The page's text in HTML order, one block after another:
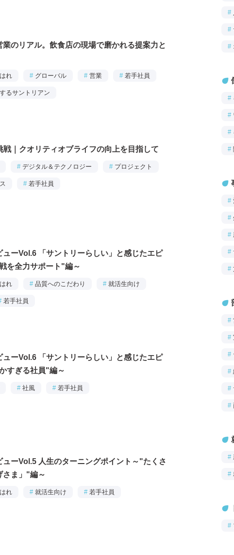
業のリアル。飲食店の現場で磨かれる提案力と
れ # グローバル # 営業 # 若手社員
るサントリアン
｜クオリティオブライフの向上を目指して
# デジタル＆テクノロジー # プロジェクト
# 若手社員
ューVol.6 「サントリーらしい」と感じたエピ
を全力サポート"編～
れ # 品質へのこだわり # 就活生向け
若手社員
ューVol.6 「サントリーらしい」と感じたエピ
すぎる社員"編～
# 社風 # 若手社員
ューVol.5 人生のターニングポイント～"たくさ
さま」"編～
れ # 就活生向け # 若手社員
#
#
#
#
#
#
#
#
#
#
#
#
#
#
#
#
#
#
#
#
#